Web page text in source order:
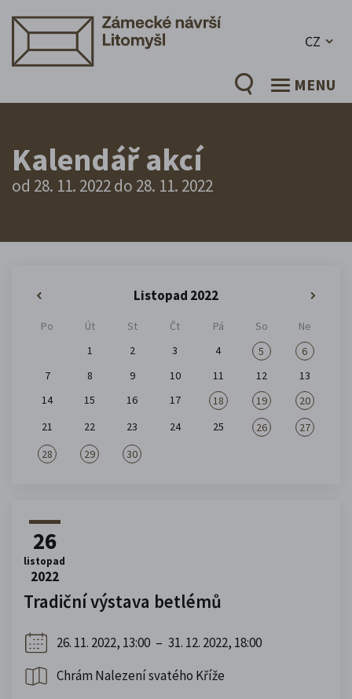
CZ
MENU
Kalendář akcí
od 28. 11. 2022 do 28. 11. 2022
Listopad 2022
Po Út St Čt Pá So
Ne
1
2 3 4 5
6
7
8 9 10 11 12
13
14
15 16 17 18 19
20
21
22 23 24 25 26
27
28
29 30
26
listopad
2022
Tradiční výstava betlémů
26. 11. 2022, 13:00 – 31. 12. 2022, 18:00
Chrám Nalezení svatého Kříže